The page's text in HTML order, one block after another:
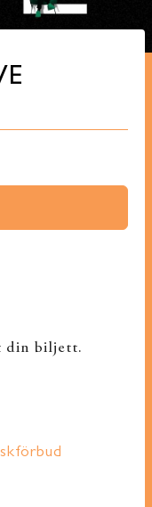
din biljett.